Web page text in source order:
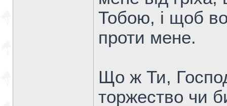
Тобою, і щоб
проти мене.
Що ж Ти,
торжество чи